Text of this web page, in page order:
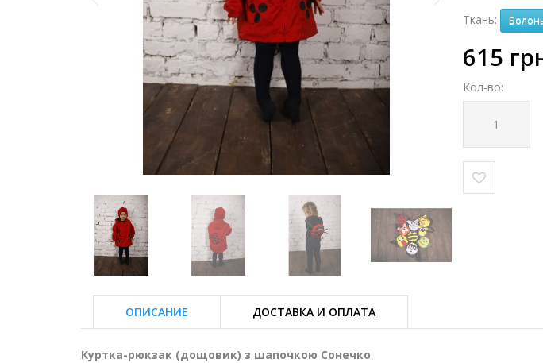
Ткань:
615
Кол-во:
ОПИСАНИЕ ДОСТАВКА И ОПЛАТА
Куртка-рюкзак (дощовик) з шапочкою Сонечко